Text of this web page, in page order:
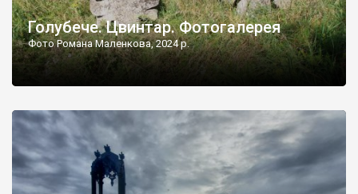
Голубече. Цвинтар. Фотогалерея
Фото Романа Маленкова, 2024 р.